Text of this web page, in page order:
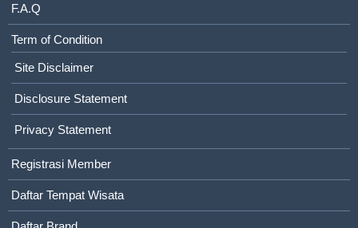
F.A.Q
Term of Condition
Site Disclaimer
Disclosure Statement
Privacy Statement
Registrasi Member
Daftar Tempat Wisata